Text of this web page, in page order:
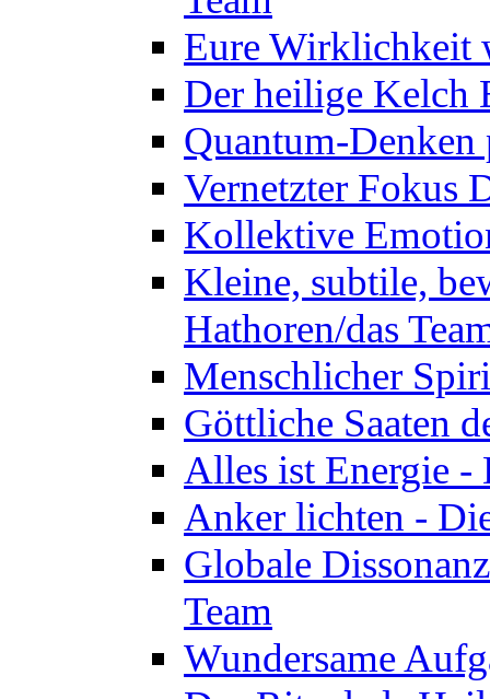
Eure Wirklichkeit
Der heilige Kelch
Quantum-Denken
Vernetzter Fokus
Kollektive
Kleine, subtile,
Hathoren/das
Menschlicher
Göttliche Saaten
Alles ist Energie -
Anker lichten -
Globale
Team
Wundersame